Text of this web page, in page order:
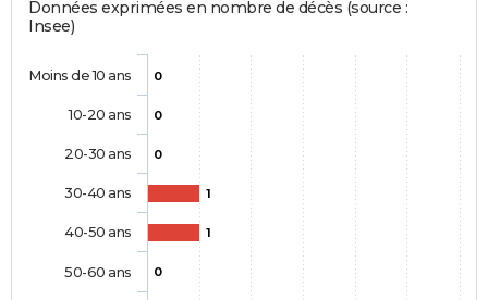
Données exprimées en nombre de décès (source :
Insee)
0
0
0
1
1
0
Moins de 10 ans
10-20 ans
20-30 ans
30-40 ans
40-50 ans
50-60 ans